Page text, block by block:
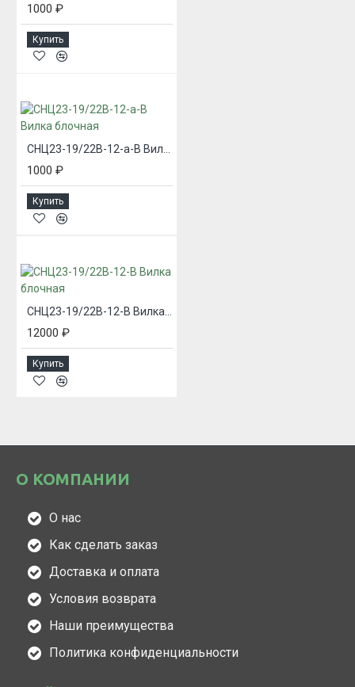
1000 ₽
Купить
СНЦ23-19/22В-12-а-В Вилка блочная
1000 ₽
Купить
СНЦ23-19/22В-12-В Вилка блочная
12000 ₽
Купить
О КОМПАНИИ
О нас
Как сделать заказ
Доставка и оплата
Условия возврата
Наши преимущества
Политика конфиденциальности